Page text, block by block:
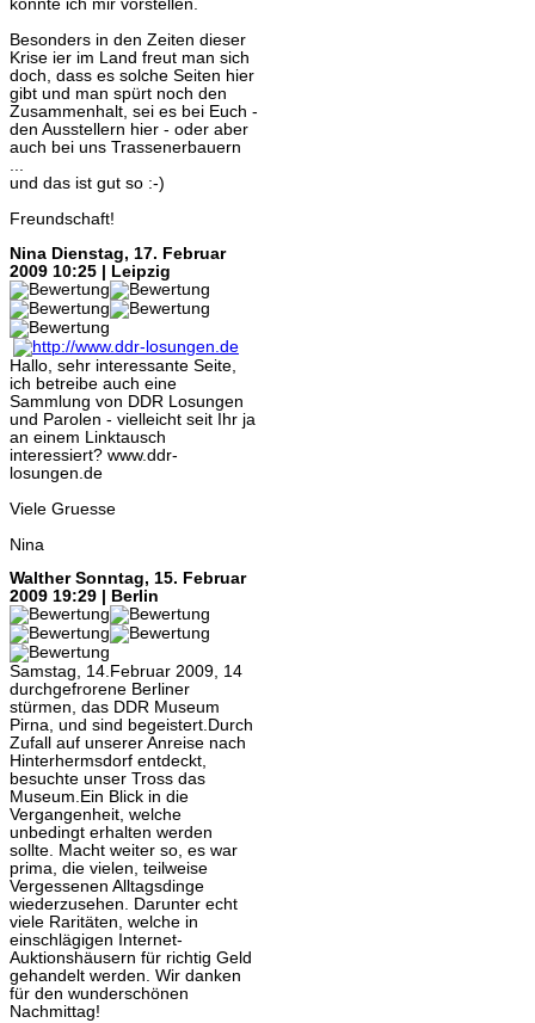
könnte ich mir vorstellen.
Besonders in den Zeiten dieser
Krise ier im Land freut man sich
doch, dass es solche Seiten hier
gibt und man spürt noch den
Zusammenhalt, sei es bei Euch -
den Ausstellern hier - oder aber
auch bei uns Trassenerbauern
und das ist gut so :-)
Freundschaft!
Nina Dienstag, 17. Februar
2009 10:25 | Leipzig
Hallo, sehr interessante Seite,
ich betreibe auch eine
Sammlung von DDR Losungen
und Parolen - vielleicht seit Ihr ja
an einem Linktausch
interessiert? www.ddr-
losungen.de
Viele Gruesse
Nina
Walther Sonntag, 15. Februar
2009 19:29 | Berlin
Samstag, 14.Februar 2009, 14
durchgefrorene Berliner
stürmen, das DDR Museum
Pirna, und sind begeistert.Durch
Zufall auf unserer Anreise nach
Hinterhermsdorf entdeckt,
besuchte unser Tross das
Museum.Ein Blick in die
Vergangenheit, welche
unbedingt erhalten werden
sollte. Macht weiter so, es war
prima, die vielen, teilweise
Vergessenen Alltagsdinge
wiederzusehen. Darunter echt
viele Raritäten, welche in
einschlägigen Internet-
Auktionshäusern für richtig Geld
gehandelt werden. Wir danken
für den wunderschönen
Nachmittag!